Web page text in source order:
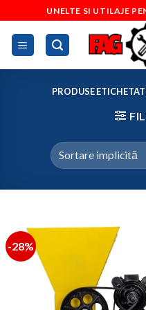
to
content
UNELTE SI UTILAJE
PRODUSE
-28%